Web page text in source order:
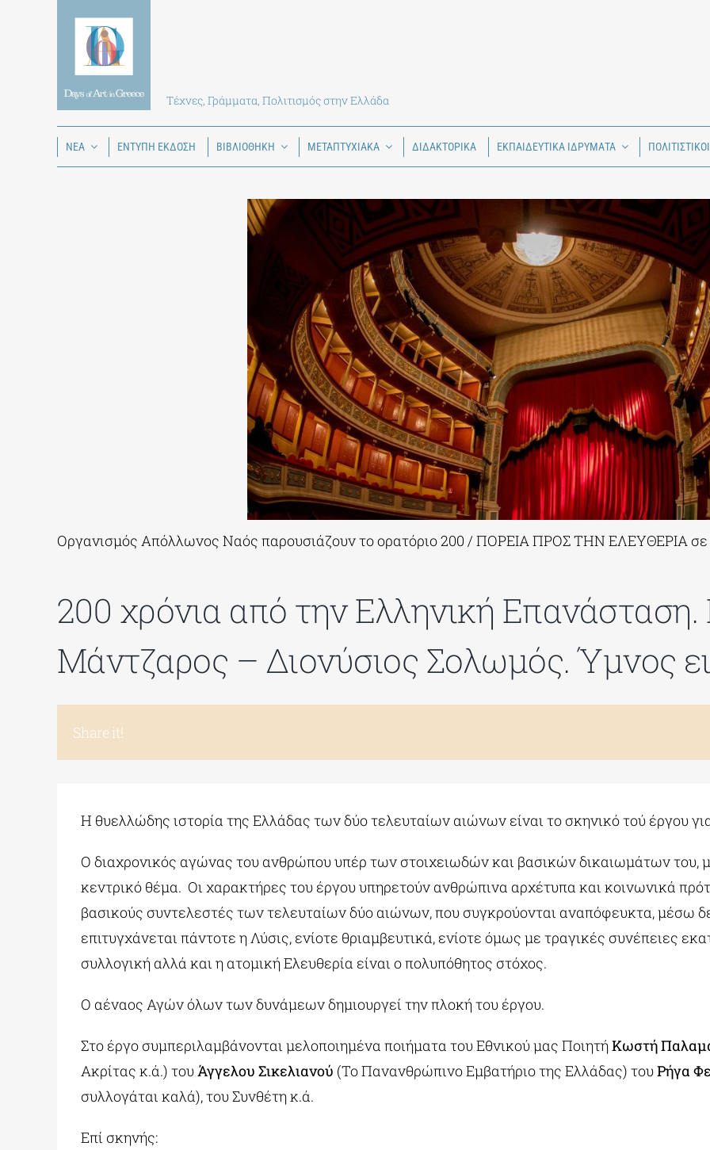
Τέχνες, Γράμματα, Πολιτισμός στην Ελλάδα
ΝΕΑ ΕΝΤΥΠΗ ΕΚΔΟΣΗ ΒΙΒΛΙΟΘΗΚΗ ΜΕΤΑΠΤΥΧΙΑΚΑ ΔΙΔΑΚΤΟΡΙΚΑ ΕΚΠΑΙΔΕΥΤΙΚΑ ΙΔΡΥΜΑΤΑ
Οργανισμός Απόλλωνος Ναός παρουσιάζουν το ορατόριο 200 / ΠΟΡΕΙΑ ΠΡΟΣ ΤΗΝ ΕΛΕΥΘΕΡΙΑ σε
200 χρόνια από την Ελληνική Επανάσταση.
Μάντζαρος – Διονύσιος Σολωμός. Ύμνος
Share it!
Η θυελλώδης ιστορία της Ελλάδας των δύο τελευταίων αιώνων είναι το σκηνικό τού
Ο διαχρονικός αγώνας του ανθρώπου υπέρ των στοιχειωδών και βασικών δικαιωμάτων του,
κεντρικό θέμα. Οι χαρακτήρες του έργου υπηρετούν ανθρώπινα αρχέτυπα και κοινωνικά
βασικούς συντελεστές των τελευταίων δύο αιώνων, που συγκρούονται αναπόφευκτα, μέσω
επιτυγχάνεται πάντοτε η Λύσις, ενίοτε θριαμβευτικά, ενίοτε όμως με τραγικές συνέπειες
συλλογική αλλά και η ατομική Ελευθερία είναι ο πολυπόθητος στόχος.
Ο αέναος Αγών όλων των δυνάμεων δημιουργεί την πλοκή του έργου.
Στο έργο συμπεριλαμβάνονται μελοποιημένα ποιήματα του Εθνικού μας ΠοιητήΚωστή
Ακρίτας κ.ά.) τουΆγγελου Σικελιανού (Το Πανανθρώπινο Εμβατήριο της Ελλάδας) τουΡήγα
συλλογάται καλά), του Συνθέτη κ.ά.
Επί σκηνής: